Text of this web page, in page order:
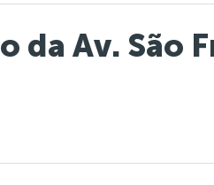
da Av. São